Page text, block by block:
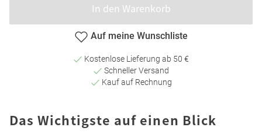
In den Warenkorb
Auf meine Wunschliste
Kostenlose Lieferung ab 50 €
Schneller Versand
Kauf auf Rechnung
Das Wichtigste auf einen Blick